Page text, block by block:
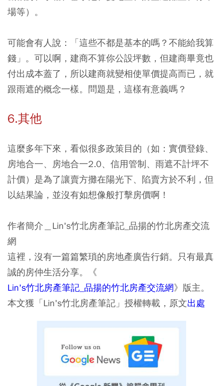
場等）。
可能會有人說：「這些不都是基本的嗎？不能給我算
錢」。可以啊，建商不算你公設坪數，但建商畢竟也
付出成本蓋了，所以建商就變相使單價提高而已，就
跟雨遮的概念一樣。問題是，這樣有意義嗎？
6.其他
這麼多年下來，看似很多政策目的（如：實價登錄、
房地合一、房地合一2.0、信用管制、雨遮不計坪不
計價）是為了讓賣方攤在陽光下、陷賣方於不利，但
以結果論，並沒有如想像般打擊房價啊！
作者簡介＿Lin's竹北房產筆記_品揚的竹北房產交流
網
這裡，沒有一篇篇繁瑣的房地產廣告行銷。只有最真
誠的房仲生活分享。《
Lin's竹北房產筆記_品揚的竹北房產交流網》版主。
本文獲「Lin's竹北房產筆記」授權轉載，原文出處